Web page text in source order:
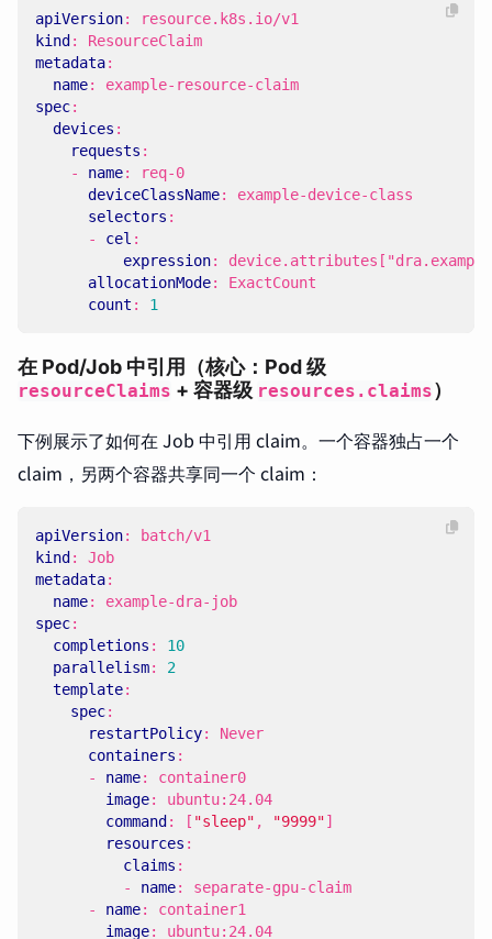
apiVersion:
resource.k8s.io/v1
kind :
ResourceClaim
metadata:
name:
example-resource-claim
spec:
devices :
requests :
- name:
req-0
deviceClassName:
example-device-class
selectors :
- cel :
expression:
allocationMode:
ExactCount
count : 1
在 Pod/Job 中引用（核心：Pod 级
resourceClaims + 容器级 resources.claims）
下例展示了如何在 Job 中引用 claim。一个容器独占一个
claim，另两个容器共享同一个 claim：
apiVersion:
batch/v1
kind :
Job
metadata:
name:
example-dra-job
spec:
completions :
10
parallelism:
2
template:
spec:
restartPolicy:
Never
containers :
- name:
container0
image:
ubuntu:24.04
command : [ "sleep" , "9999"]
resources :
claims :
- name:
separate-gpu-claim
- name:
container1
image: ubuntu:24.04